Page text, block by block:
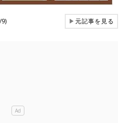
▶元記事を見る